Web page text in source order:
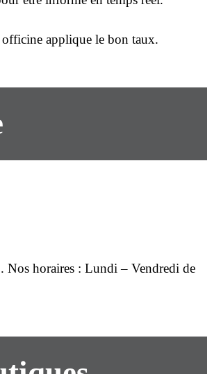
officine applique le bon taux.
. Nos horaires : Lundi – Vendredi de